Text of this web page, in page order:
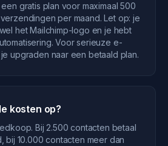
gratis plan voor maximaal 500
per maand. Let op: je
het Mailchimp-logo en je hebt
Voor serieuze e-
upgraden naar een betaald plan.
kosten op?
Bij 2.500 contacten betaal
bij 10.000 contacten meer dan